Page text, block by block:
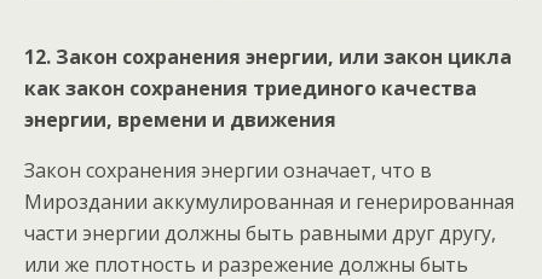
12. Закон сохранения энергии, или закон цикла
как закон сохранения триединого качества
энергии, времени и движения
Закон сохранения энергии означает, что в
Мироздании аккумулированная и генерированная
части энергии должны быть равными друг другу,
или же плотность и разрежение должны быть